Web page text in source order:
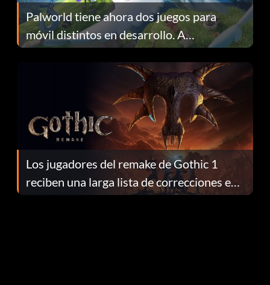
Palworld tiene ahora dos juegos para
móvil distintos en desarrollo. A
continuación te explicamos por qué.
Los jugadores del remake de Gothic 1
reciben una larga lista de correcciones en
el parche 1.0.4